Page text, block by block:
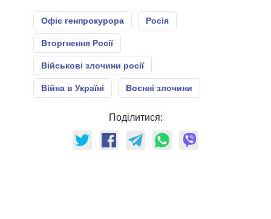
Офіс генпрокурора Росія
Вторгнення Росії
Військові злочини росії
Війна в Україні Воєнні злочини
Поділитися: